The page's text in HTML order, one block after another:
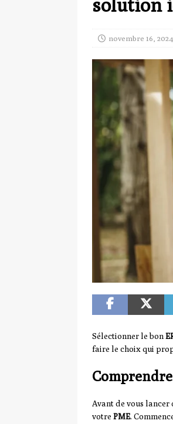
solution
novembre 16, 2024
Sélectionner le bon
faire le choix qui
Avant de vous lancer
votre PME.